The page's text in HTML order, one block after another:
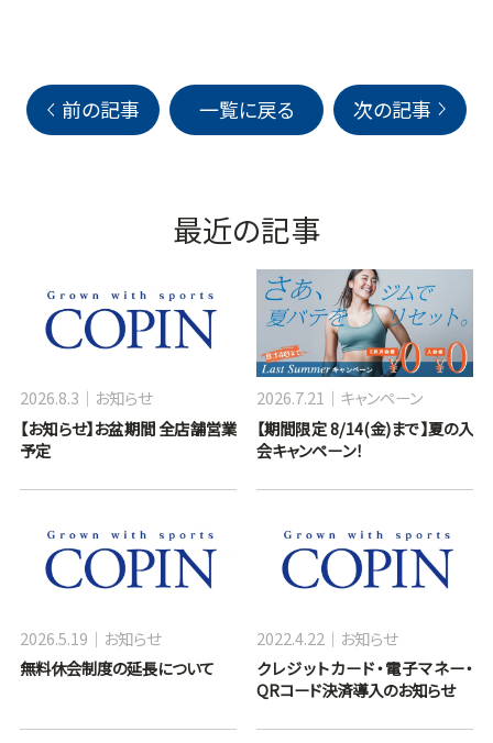
前の記事 一覧に戻る 次の記事
最近の記事
【お知らせ】お盆期間 全店舗営業
予定
2026.8.3
お知らせ
【期間限定 8/14(金)まで】夏の入
会キャンペーン！
2026.7.21 キャンペーン
無料休会制度の延長について
2026.5.19
お知らせ
クレジットカード・電子マネー・
QRコード決済導入のお知らせ
2022.4.22 お知らせ